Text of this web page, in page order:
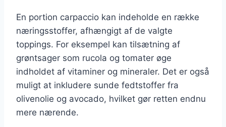
En portion carpaccio kan indeholde en række
næringsstoffer, afhængigt af de valgte
toppings. For eksempel kan tilsætning af
grøntsager som rucola og tomater øge
indholdet af vitaminer og mineraler. Det er også
muligt at inkludere sunde fedtstoffer fra
olivenolie og avocado, hvilket gør retten endnu
mere nærende.